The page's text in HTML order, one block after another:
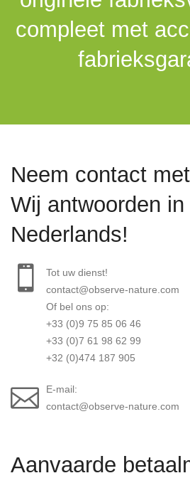
compleet met
Aanvaarde
Neem contact
Wij antwoorden in
Nederlands!
Tot uw dienst!
contact@observe-nature.com
Of bel ons op:
+33 (0)9 75 85 06 46
+33 (0)7 61 98 62 99
+32 (0)474 187 905
E-mail:
contact@observe-nature.com